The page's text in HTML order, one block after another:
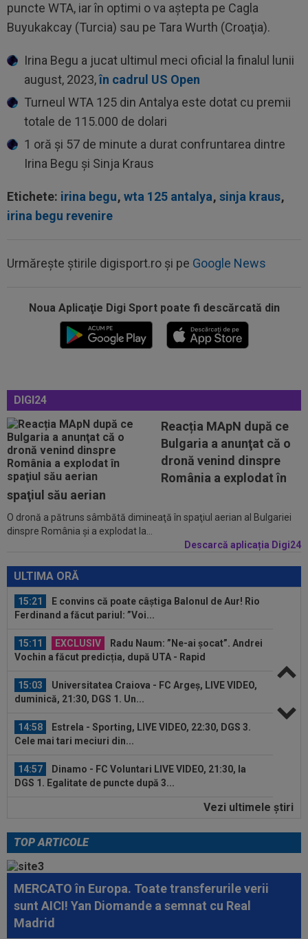
puncte WTA, iar în optimi o va aştepta pe Cagla
Buyukakcay (Turcia) sau pe Tara Wurth (Croaţia).
Irina Begu a jucat ultimul meci oficial la finalul lunii
august, 2023,în cadrul US Open
Turneul WTA 125 din Antalya este dotat cu premii
totale de 115.000 de dolari
1 oră și 57 de minute a durat confruntarea dintre
Irina Begu și Sinja Kraus
Etichete: irina begu, wta 125 antalya, sinja kraus,
irina begu revenire
Urmărește știrile digisport.ro și pe Google News
Noua Aplicaţie Digi Sport poate fi descărcată din
DIGI24
Reacția MApN după ce
Bulgaria a anunţat că o
dronă venind dinspre
România a explodat în
spaţiul său aerian
O dronă a pătruns sâmbătă dimineaţă în spaţiul aerian al Bulgariei
dinspre România şi a explodat la...
Descarcă aplicația Digi24
ULTIMA ORĂ
15:11 EXCLUSIV
Radu Naum: ”Ne-ai șocat”. Andrei
Vochin a făcut predicția, după UTA - Rapid
Universitatea Craiova - FC Argeș, LIVE VIDEO,
14:58
Estrela - Sporting, LIVE VIDEO, 22:30, DGS 3.
Cele mai tari meciuri din...
14:57
Dinamo - FC Voluntari LIVE VIDEO, 21:30, la
DGS 1. Egalitate de puncte după 3...
14:57
Farul - Csikszereda, LIVE VIDEO, 18:30, Digi
Sport 1. Ciucanii au trei eșecuri...
15:33 OFICIAL
87 de milioane de euro! Arsenal a
făcut marele transfer, după ce l-a ratat pe...
luat decizia
15:21
E convins că poate câștiga Balonul de Aur! Rio
Ferdinand a făcut pariul: ”Voi...
15:11 EXCLUSIV
Radu Naum: ”Ne-ai șocat”. Andrei
Vochin a făcut predicția, după UTA - Rapid
15:03
Universitatea Craiova - FC Argeș, LIVE VIDEO,
duminică, 21:30, DGS 1. Un...
14:58
Estrela - Sporting, LIVE VIDEO, 22:30, DGS 3.
Cele mai tari meciuri din...
14:57
Dinamo - FC Voluntari LIVE VIDEO, 21:30, la
DGS 1. Egalitate de puncte după 3...
Farul - Csikszereda, LIVE VIDEO, 18:30, Digi
15:33 OFICIAL
87 de milioane de euro! Arsenal a
făcut marele transfer, după ce l-a ratat pe...
15:32
Schimbare la FCSB! Gigi Becali s-a convins și a
luat decizia
Vezi ultimele ştiri
TOP ARTICOLE
MERCATO în Europa. Toate transferurile verii
sunt AICI! Yan Diomande a semnat cu Real
Madrid